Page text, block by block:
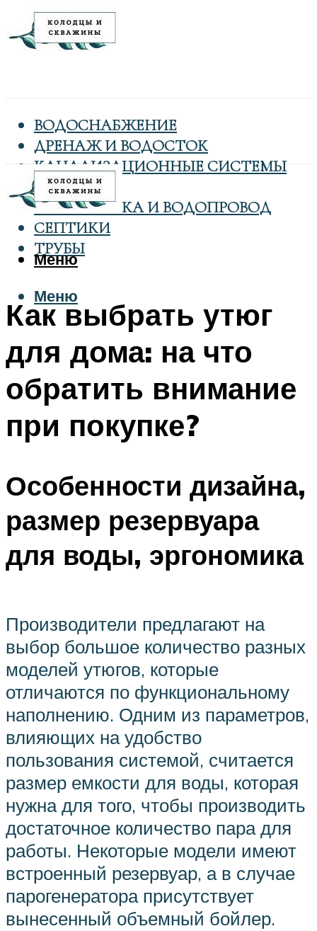
ВОДОСНАБЖЕНИЕ
ДРЕНАЖ И ВОДОСТОК
КАНАЛИЗАЦИОННЫЕ СИСТЕМЫ
КОЛОДЦЫ
САНТЕХНИКА И ВОДОПРОВОД
СЕПТИКИ
ТРУБЫ
Меню
Меню
Как выбрать утюг
для дома: на что
обратить внимание
при покупке?
Особенности дизайна,
размер резервуара
для воды, эргономика
Производители предлагают на
выбор большое количество разных
моделей утюгов, которые
отличаются по функциональному
наполнению. Одним из параметров,
влияющих на удобство
пользования системой, считается
размер емкости для воды, которая
нужна для того, чтобы производить
достаточное количество пара для
работы. Некоторые модели имеют
встроенный резервуар, а в случае
парогенератора присутствует
вынесенный объемный бойлер.